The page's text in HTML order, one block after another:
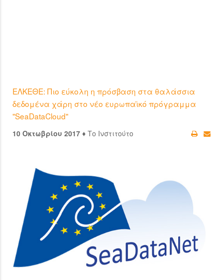
ΕΛΚΕΘΕ: Πιο εύκολη η πρόσβαση στα θαλάσσια
δεδομένα χάρη στο νέο ευρωπαϊκό πρόγραμμα
"SeaDataCloud"
10 Οκτωβρίου 2017 ♦ Το Ινστιτούτο